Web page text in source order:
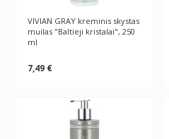
VIVIAN GRAY kreminis skystas
muilas "Baltieji kristalai", 250
ml
7,49 €